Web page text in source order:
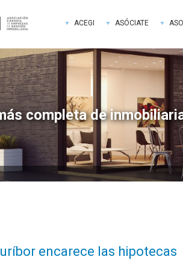
ACEGI ASÓCIATE
completa de
encarece las hipotecas